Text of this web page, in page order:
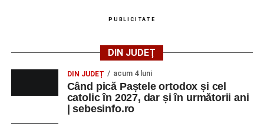
PUBLICITATE
DIN JUDEȚ
DIN JUDEȚ acum 4 luni
Când pică Paștele ortodox și cel
catolic în 2027, dar și în următorii ani
| sebesinfo.ro